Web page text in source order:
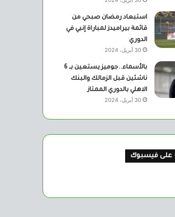
استبعاد رمضان صبحي من
قائمة بيراميدز لمباراة إنبي في
الدوري
30 أبريل، 2024
بالأسماء..جوميز يستعين بــ 6
ناشئين قبل الزمالك والبنك
الاهلي بالدوري الممتاز
30 أبريل، 2024
على فيسبوك